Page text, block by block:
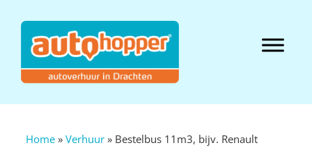
de
hoofd
inhoud
Autohopper
Hofstee
Home »Verhuur » Bestelbus 11m3, bijv. Renault